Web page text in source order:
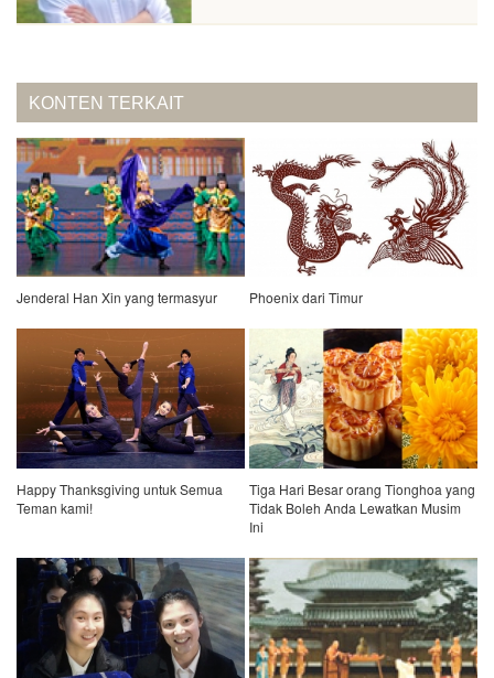
KONTEN TERKAIT
Jenderal Han Xin yang termasyur Phoenix dari Timur
Happy Thanksgiving untuk Semua
Teman kami!
Tiga Hari Besar orang Tionghoa yang
Tidak Boleh Anda Lewatkan Musim
Ini